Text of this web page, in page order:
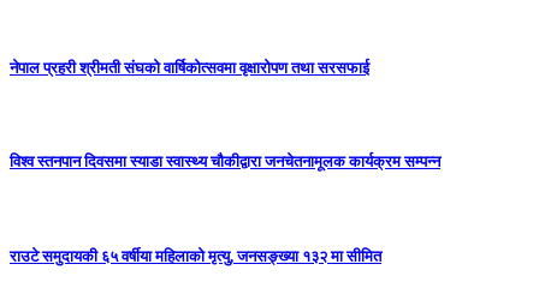
नेपाल प्रहरी श्रीमती संघको वार्षिकोत्सवमा वृक्षारोपण तथा सरसफाई
विश्व स्तनपान दिवसमा स्याडा स्वास्थ्य चौकीद्वारा जनचेतनामूलक कार्यक्रम सम्पन्न
राउटे समुदायकी ६५ वर्षीया महिलाको मृत्यु, जनसङ्ख्या १३२ मा सीमित